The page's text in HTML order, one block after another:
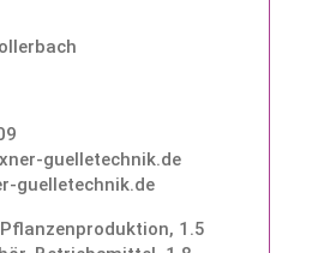
guelletechnik.de
guelletechnik.de
, 1.5